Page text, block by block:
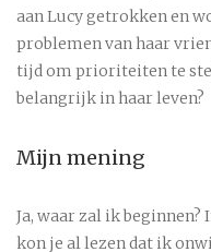
aan Lucy getrokken en
problemen van haar
tijd om prioriteiten te
belangrijk in haar leven?
Mijn mening
Ja, waar zal ik
kon je al lezen dat ik